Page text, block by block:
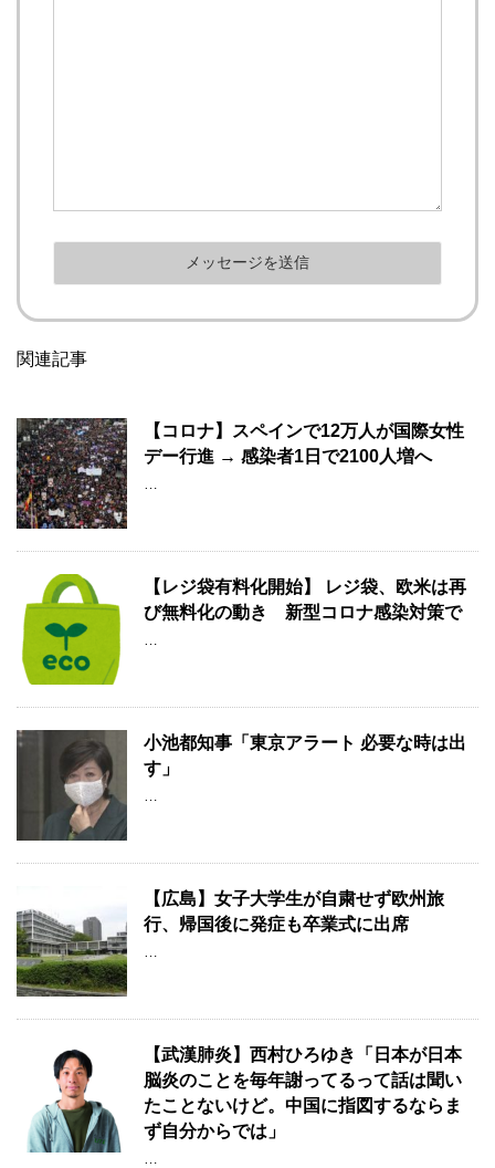
関連記事
【コロナ】スペインで12万人が国際女性
デー行進 → 感染者1日で2100人増へ
…
【レジ袋有料化開始】 レジ袋、欧米は再
び無料化の動き 新型コロナ感染対策で
…
小池都知事「東京アラート 必要な時は出
す」
…
【広島】女子大学生が自粛せず欧州旅
行、帰国後に発症も卒業式に出席
…
【武漢肺炎】西村ひろゆき「日本が日本
脳炎のことを毎年謝ってるって話は聞い
たことないけど。中国に指図するならま
ず自分からでは」
…